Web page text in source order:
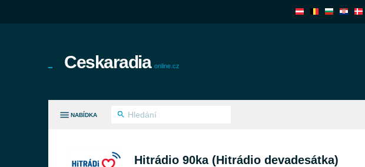
Ceskaradia online.cz
NABÍDKA
Hitrádio 90ka (Hitrádio devadesátka)